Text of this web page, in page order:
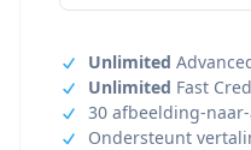
Unlimited
Unlimited Fast
30 afbeelding-
Ondersteunt